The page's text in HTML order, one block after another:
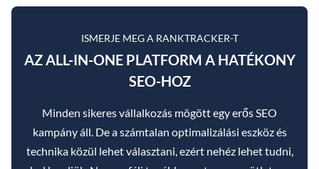
ISMERJE MEG A RANKTRACKER-T
AZ ALL-IN-ONE PLATFORM A HATÉKONY
SEO-HOZ
Minden sikeres vállalkozás mögött egy erős SEO
kampány áll. De a számtalan optimalizálási eszköz és
technika közül lehet választani, ezért nehéz lehet tudni,